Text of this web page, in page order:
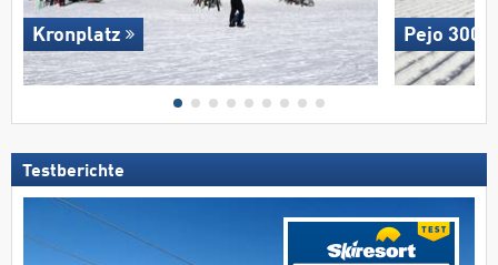
Kronplatz Pejo 3000
Testberichte